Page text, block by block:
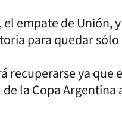
empate de Unión,
para quedar
recuperarse ya
la Copa